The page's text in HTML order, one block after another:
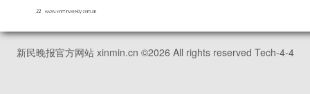
新民晚报官方网站 xinmin.cn ©2026 All rights reserved Tech-4-4